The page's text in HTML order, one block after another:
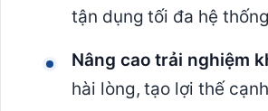
tận dụng tối đa hệ
Nâng cao trải nghiệm
hài lòng, tạo lợi thế